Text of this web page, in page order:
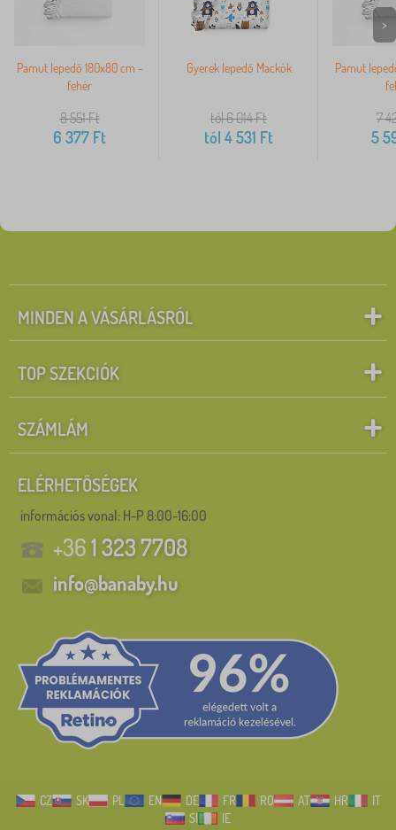
Pamut lepedő 180x80 cm -
fehér
8 551Ft
6 377 Ft
Gyerek lepedő Mackók
tól 6 014Ft
tól 4 531 Ft
Pamut
7
5
>
MINDEN A VÁSÁRLÁSRÓL
TOP SZEKCIÓK
SZÁMLÁM
ELÉRHETŐSÉGEK
információs vonal: H-P 8:00-16:00
+361 323 7708
info@banaby.hu
CZ SK PL EN DE FR RO AT HR
IT
SI
IE